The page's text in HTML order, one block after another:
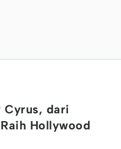
Cyrus, dari
Hollywood